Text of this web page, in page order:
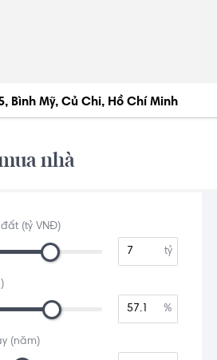
Bình Mỹ, Củ Chi, Hồ Chí Minh
nhà
(tỷ VNĐ)
tỷ
%
(năm)